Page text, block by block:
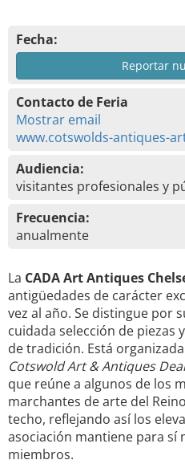
Fecha:
Reportar
Contacto de Feria
Mostrar email
www.cotswolds-antiques-
Audiencia:
visitantes profesionales y
Frecuencia:
anualmente
La CADA Art Antiques
antigüedades de carácter
vez al año. Se distingue por
cuidada selección de piezas
de tradición. Está
Cotswold Art & Antiques
que reúne a algunos de los
marchantes de arte del
techo, reflejando así los
asociación mantiene para sí
miembros.